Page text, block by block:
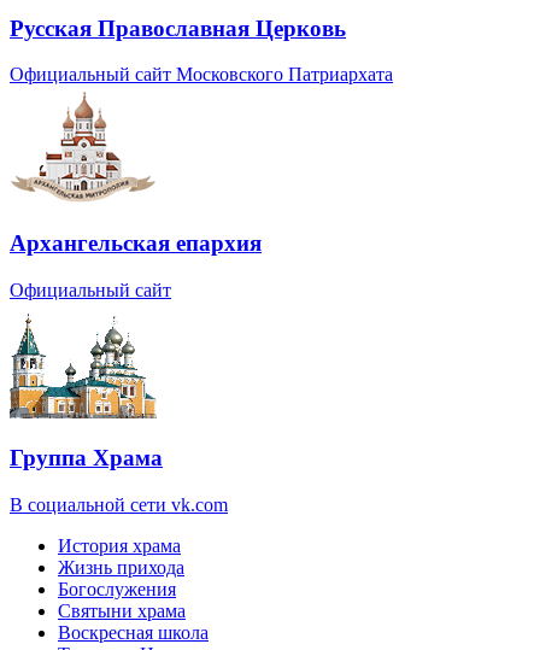
Русская Православная Церковь
Официальный сайт Московского Патриархата
Архангельская епархия
Официальный сайт
Группа Храма
В социальной сети vk.com
История храма
Жизнь прихода
Богослужения
Святыни храма
Воскресная школа